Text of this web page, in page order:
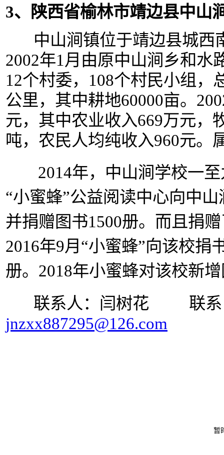
3、陕西省榆林市靖边县中山
中山涧镇位于靖边县城西
2002年1月由原中山涧乡和水
12个村委，108个村民小组，
公里，其中耕地60000亩。
元，其中农业收入669万元，
吨，农民人均纯收入960元。
2014年，中山涧学校一至
“小蜜蜂”公益阅读中心向中
并捐赠图书1500册。而且捐
2016年9月“小蜜蜂”向该校捐
册。 2018年小蜜蜂对该校新
联系人：闫树花 联系
jnzxx887295@126.com
暂